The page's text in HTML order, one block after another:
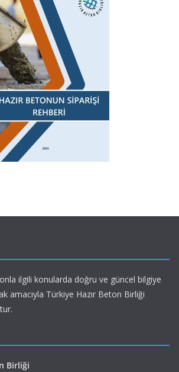
ilgili konularda doğru ve güncel bilgiye
amacıyla Türkiye Hazır Beton Birliği
Birliği